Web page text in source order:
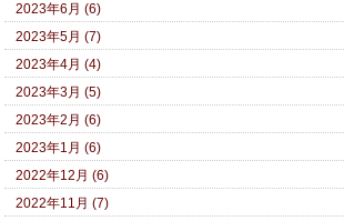
2023年6月 (6)
2023年5月 (7)
2023年4月 (4)
2023年3月 (5)
2023年2月 (6)
2023年1月 (6)
2022年12月 (6)
2022年11月 (7)